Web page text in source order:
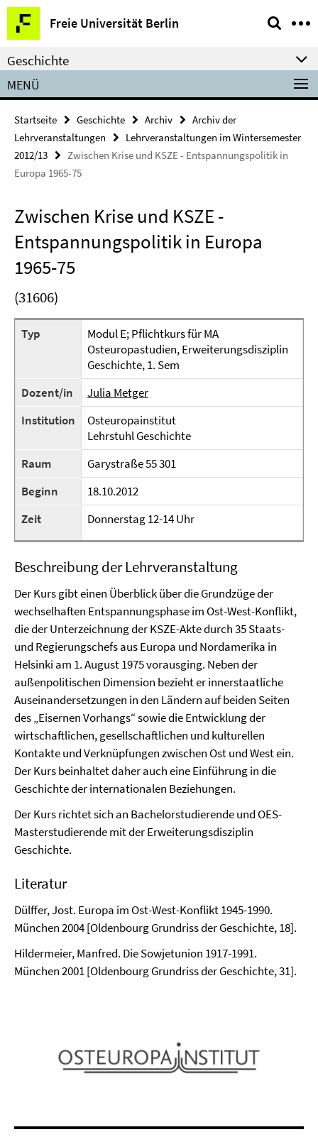
Springe
direkt
zu
Inhalt
Freie Universität Berlin
Service-
Navigation
Geschichte
MENÜ
Startseite Geschichte Archiv
Archiv der
Lehrveranstaltungen
Lehrveranstaltungen im Wintersemester
2012/13
Zwischen Krise und KSZE - Entspannungspolitik in
Europa 1965-75
Zwischen Krise und KSZE -
Entspannungspolitik in Europa
1965-75
(31606)
Typ
Modul E; Pflichtkurs für MA
Osteuropastudien, Erweiterungsdisziplin
Geschichte, 1. Sem
Dozent/in
Julia Metger
Institution
Osteuropainstitut
Lehrstuhl Geschichte
Raum
Garystraße 55 301
Beginn
18.10.2012
Zeit
Donnerstag 12-14 Uhr
Beschreibung der Lehrveranstaltung
Der Kurs gibt einen Überblick über die Grundzüge der
wechselhaften Entspannungsphase im Ost-West-Konflikt,
die der Unterzeichnung der KSZE-Akte durch 35 Staats-
und Regierungschefs aus Europa und Nordamerika in
Helsinki am 1. August 1975 vorausging. Neben der
außenpolitischen Dimension bezieht er innerstaatliche
Auseinandersetzungen in den Ländern auf beiden Seiten
des „Eisernen Vorhangs“ sowie die Entwicklung der
wirtschaftlichen, gesellschaftlichen und kulturellen
Kontakte und Verknüpfungen zwischen Ost und West ein.
Der Kurs beinhaltet daher auch eine Einführung in die
Geschichte der internationalen Beziehungen.
Der Kurs richtet sich an Bachelorstudierende und OES-
Masterstudierende mit der Erweiterungsdisziplin
Geschichte.
Literatur
Dülffer, Jost. Europa im Ost-West-Konflikt 1945-1990.
München 2004 [Oldenbourg Grundriss der Geschichte, 18].
Hildermeier, Manfred. Die Sowjetunion 1917-1991.
München 2001 [Oldenbourg Grundriss der Geschichte, 31].